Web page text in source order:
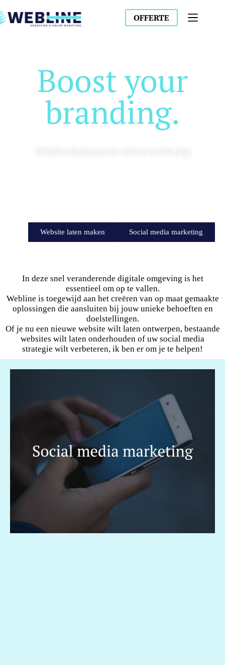
OFFERTE
Boost your
branding.
Social media marketing
Website laten maken
In deze snel veranderende digitale omgeving is het
essentieel om op te vallen.
Webline is toegewijd aan het creëren van op maat gemaakte
oplossingen die aansluiten bij jouw unieke behoeften en
doelstellingen.
Of je nu een nieuwe website wilt laten ontwerpen, bestaande
websites wilt laten onderhouden of uw social media
strategie wilt verbeteren, ik ben er om je te helpen!